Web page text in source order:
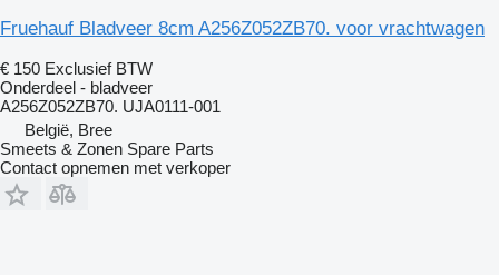
Fruehauf Bladveer 8cm A256Z052ZB70. voor vrachtwagen
€ 150 Exclusief BTW
Onderdeel - bladveer
A256Z052ZB70. UJA0111-001
België, Bree
Smeets & Zonen Spare Parts
Contact opnemen met verkoper